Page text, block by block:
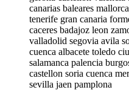
canarias baleares
tenerife gran canaria
caceres badajoz leon
valladolid segovia avila
cuenca albacete toledo
salamanca palencia
castellon soria cuenca
sevilla jaen pamplona